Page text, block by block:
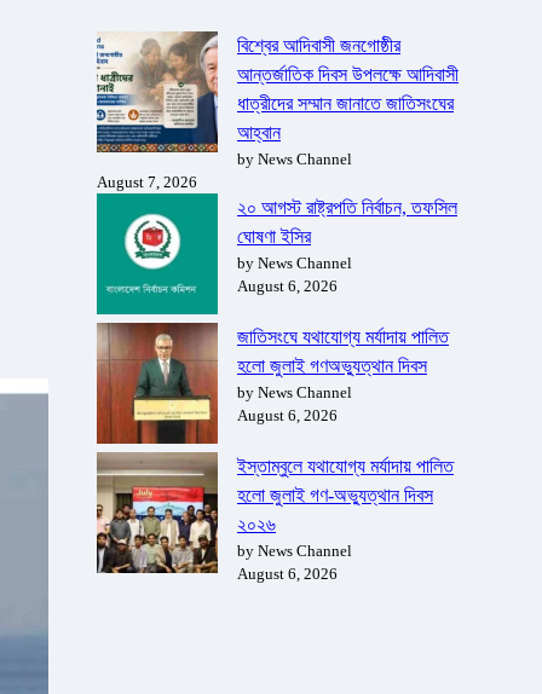
বিশ্বের আদিবাসী জনগোষ্ঠীর
আন্তর্জাতিক দিবস উপলক্ষে আদিবাসী
ধাত্রীদের সম্মান জানাতে জাতিসংঘের
আহ্বান
by News Channel
August 7, 2026
২০ আগস্ট রাষ্ট্রপতি নির্বাচন, তফসিল
ঘোষণা ইসির
by News Channel
August 6, 2026
জাতিসংঘে যথাযোগ্য মর্যাদায় পালিত
হলো জুলাই গণঅভ্যুত্থান দিবস
by News Channel
August 6, 2026
ইস্তাম্বুলে যথাযোগ্য মর্যাদায় পালিত
হলো জুলাই গণ-অভ্যুত্থান দিবস
২০২৬
by News Channel
August 6, 2026